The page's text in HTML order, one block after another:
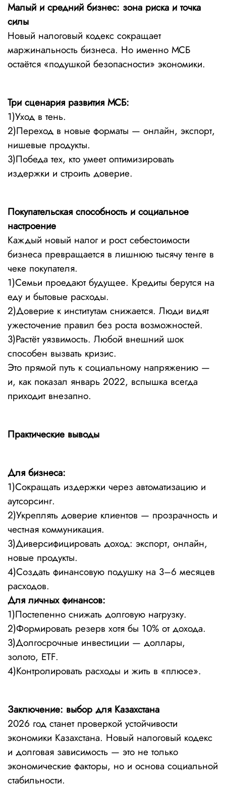
Малый и средний бизнес: зона риска и точка
силы
Новый налоговый кодекс сокращает
маржинальность бизнеса. Но именно МСБ
остаётся «подушкой безопасности» экономики.
Три сценария развития МСБ:
1)Уход в тень.
2)Переход в новые форматы — онлайн, экспорт,
нишевые продукты.
3)Победа тех, кто умеет оптимизировать
издержки и строить доверие.
Покупательская способность и социальное
настроение
Каждый новый налог и рост себестоимости
бизнеса превращается в лишнюю тысячу тенге в
чеке покупателя.
1)Семьи проедают будущее. Кредиты берутся на
еду и бытовые расходы.
2)Доверие к институтам снижается. Люди видят
ужесточение правил без роста возможностей.
3)Растёт уязвимость. Любой внешний шок
способен вызвать кризис.
Это прямой путь к социальному напряжению —
и, как показал январь 2022, вспышка всегда
приходит внезапно.
Практические выводы
Для бизнеса:
1)Сокращать издержки через автоматизацию и
аутсорсинг.
2)Укреплять доверие клиентов — прозрачность и
честная коммуникация.
3)Диверсифицировать доход: экспорт, онлайн,
новые продукты.
4)Создать финансовую подушку на 3–6 месяцев
расходов.
Для личных финансов:
1)Постепенно снижать долговую нагрузку.
2)Формировать резерв хотя бы 10% от дохода.
3)Долгосрочные инвестиции — доллары,
золото, ETF.
4)Контролировать расходы и жить в «плюсе».
Заключение: выбор для Казахстана
2026 год станет проверкой устойчивости
экономики Казахстана. Новый налоговый кодекс
и долговая зависимость — это не только
экономические факторы, но и основа социальной
стабильности.